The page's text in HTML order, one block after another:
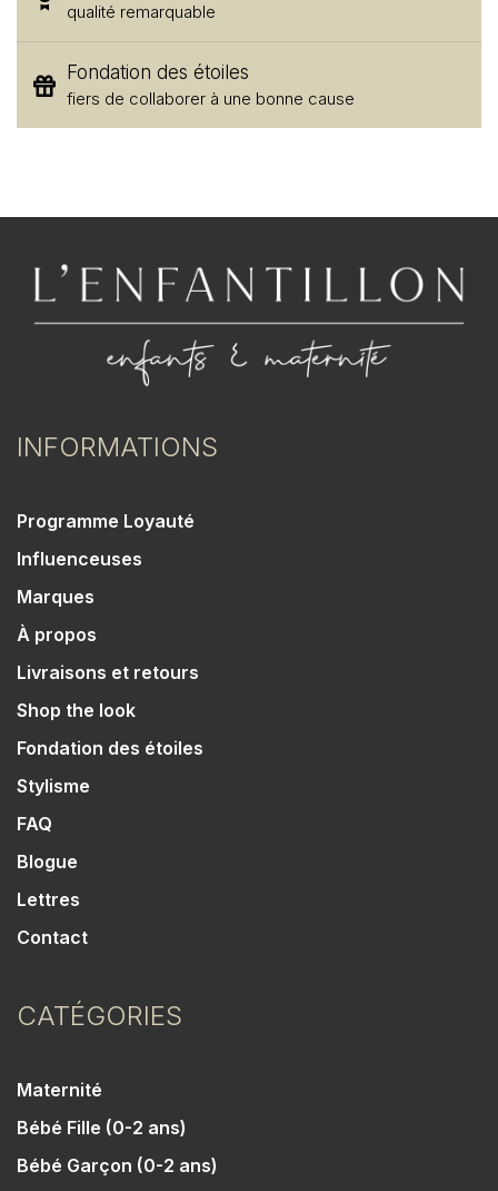
qualité remarquable
Fondation des étoiles
fiers de collaborer à une bonne cause
INFORMATIONS
Programme Loyauté
Influenceuses
Marques
À propos
Livraisons et retours
Shop the look
Fondation des étoiles
Stylisme
FAQ
Blogue
Lettres
Contact
CATÉGORIES
Maternité
Bébé Fille (0-2 ans)
Bébé Garçon (0-2 ans)